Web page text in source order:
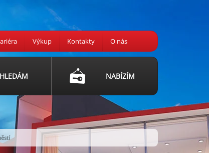
Výkup Kontakty O nás
HLEDÁM NABÍZÍM